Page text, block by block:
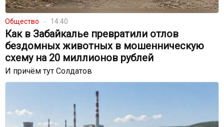
Общество 14:40
Как в Забайкалье превратили отлов
бездомных животных в мошенническую
схему на 20 миллионов рублей
И причём тут Солдатов